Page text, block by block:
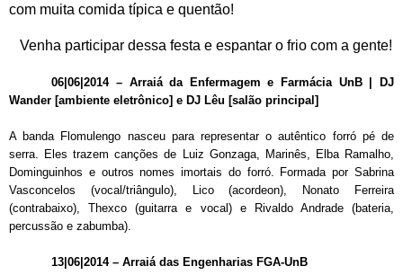
com muita comida típica e quentão!
Venha participar dessa festa e espantar o frio com a gente!
06|06|2014 – Arraiá da Enfermagem e Farmácia UnB | DJ
Wander [ambiente eletrônico] e DJ Lêu [salão principal]
A banda Flomulengo nasceu para representar o autêntico forró pé de
serra. Eles trazem canções de Luiz Gonzaga, Marinês, Elba Ramalho,
Dominguinhos e outros nomes imortais do forró. Formada por Sabrina
Vasconcelos (vocal/triângulo), Lico (acordeon), Nonato Ferreira
(contrabaixo), Thexco (guitarra e vocal) e Rivaldo Andrade (bateria,
percussão e zabumba).
13|06|2014–Arraiá das Engenharias FGA-UnB